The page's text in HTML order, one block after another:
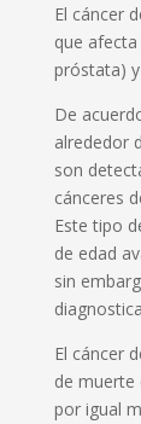
El cáncer
que
próstata)
De
alrededor
son
cánceres
Este tipo
de edad
sin
El cáncer
de muerte
por igual